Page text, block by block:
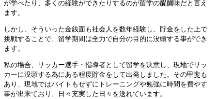
が学べたり、多くの経験ができたりするのが留学の醍醐味だと言え
ます。
しかし、そういった金銭面も社会人を数年経験し、貯金をした上で
挑戦することで、留学期間は全力で自分の目的に没頭する事ができ
ます。
私の場合、サッカー選手・指導者として留学を決意し、現地でサッ
カーに没頭する為にある程度貯金をして出発しました。その甲斐も
あり、現地ではバイトもせずにトレーニングや勉強に時間を費やす
事が出来ており、日々充実した日々を送れています。